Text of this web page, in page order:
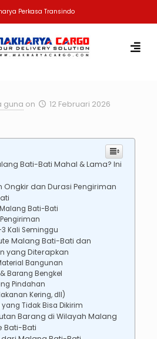
Perkasa Transindo
guna on 12 Februari 2026
Bati-Bati Mahal & Lama? Ini
Ongkir dan Durasi Pengiriman
Bati-Bati
Kali Seminggu
Malang Bati-Bati dan
yang Diterapkan
Bangunan
Barang Bengkel
Pindahan
Kering, dll)
Tidak Bisa Dikirim
Barang di Wilayah Malang
Bati-Bati